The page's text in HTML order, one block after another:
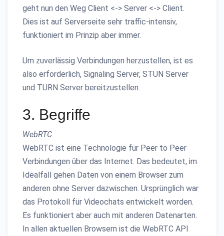
geht nun den Weg Client <-> Server <-> Client.
Dies ist auf Serverseite sehr traffic-intensiv,
funktioniert im Prinzip aber immer.
Um zuverlässig Verbindungen herzustellen, ist es
also erforderlich, Signaling Server, STUN Server
und TURN Server bereitzustellen.
3. Begriffe
WebRTC
WebRTC ist eine Technologie für Peer to Peer
Verbindungen über das Internet. Das bedeutet, im
Idealfall gehen Daten von einem Browser zum
anderen ohne Server dazwischen. Ursprünglich war
das Protokoll für Videochats entwickelt worden.
Es funktioniert aber auch mit anderen Datenarten.
In allen aktuellen Browsern ist die WebRTC API